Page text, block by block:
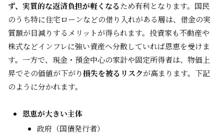
ず、実質的な返済負担が軽くなるため有利となります。国民
のうち特に住宅ローンなどの借り入れがある層は、借金の実
質額が目減りするメリットが得られます。投資家も不動産や
株式などインフレに強い資産へ分散していれば恩恵を受けま
す。一方で、現金・預金中心の家計や固定所得者は、物価上
昇でその価値が下がり損失を被るリスクが高まります。下記
のように分かれます。
恩恵が大きい主体
政府（国債発行者）